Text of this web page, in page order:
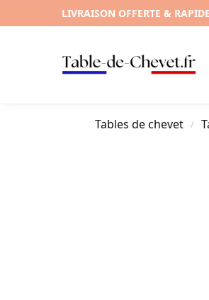
LIVRAISON OFFERTE & RAPIDE
Tables de chevet /